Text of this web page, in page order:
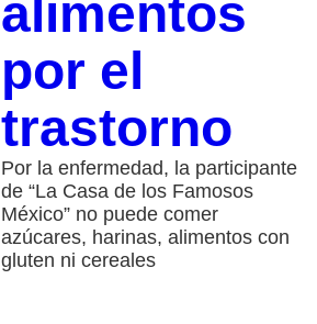
alimentos
por el
trastorno
Por la enfermedad, la participante
de “La Casa de los Famosos
México” no puede comer
azúcares, harinas, alimentos con
gluten ni cereales